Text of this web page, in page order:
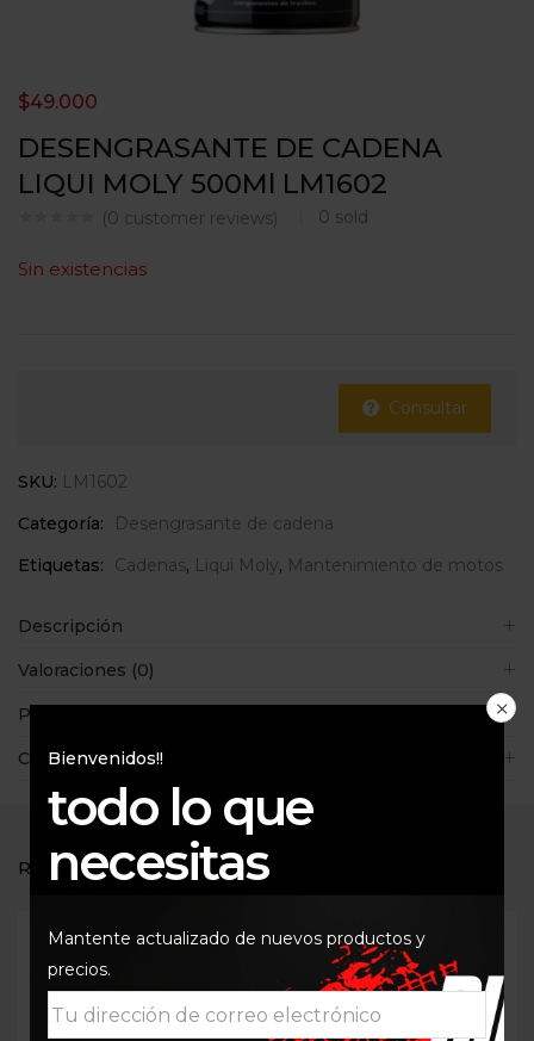
DESENGRASANTE DE CADENA
LIQUI MOLY 500Ml LM1602
(0 customer reviews) 0 sold
$49.000
Sin existencias
Consultar
SKU: LM1602
Categoría:
Desengrasante de cadena
Etiquetas:
Cadenas, Liqui Moly, Mantenimiento de motos
Descripción
Valoraciones (0)
Políticas de la tienda
Consultas
RELATED PRODUCTS
Bienvenidos!!
todo lo que
necesitas
Mantente actualizado de nuevos productos y
precios.